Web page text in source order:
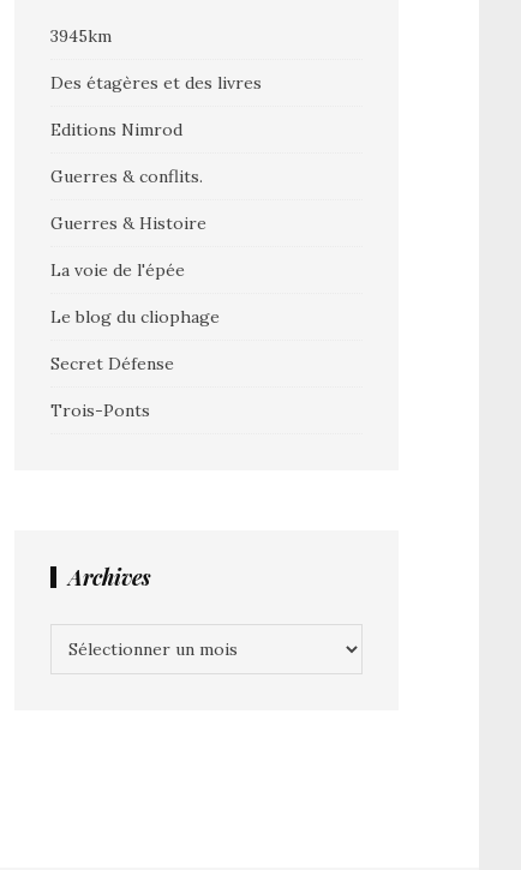
3945km
Des étagères et des livres
Editions Nimrod
Guerres & conflits.
Guerres & Histoire
La voie de l'épée
Le blog du cliophage
Secret Défense
Trois-Ponts
Archives